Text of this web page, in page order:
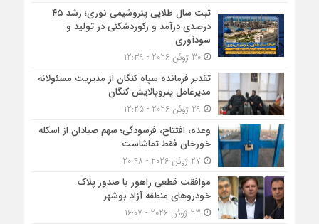
ثبت سال طلایی پتروشیمی نوری؛ رشد ۴۵
درصدی درآمد و رکوردشکنی در تولید و
سودآوری
30 ژوئن 2026 - 12:39
تقدیر فرمانده سپاه کنگان از مدیریت مسئولانه
مدیرعامل پتروپالایش کنگان
وعده، افتتاح، فرسودگی؛ سهم صیادان از اسکله
خورخان فقط تماشاست
موافقت قطعی راهور با صدور پلاک
خودروهای منطقه آزاد بوشهر